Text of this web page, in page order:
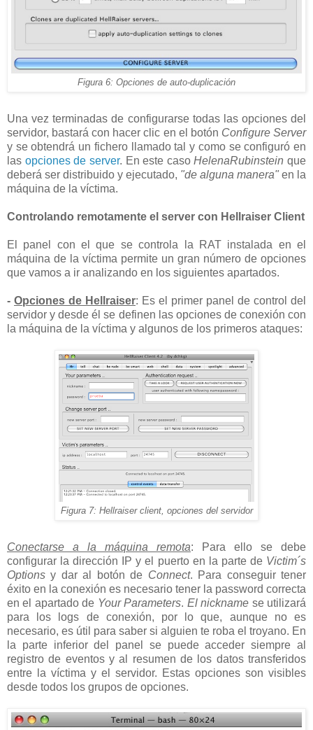
Figura 6: Opciones de auto-duplicación
Una vez terminadas de configurarse todas las opciones del
servidor, bastará con hacer clic en el botón Configure Server
y se obtendrá un fichero llamado tal y como se configuró en
las opciones de server. En este casoHelenaRubinstein que
deberá ser distribuido y ejecutado, "de alguna manera" en la
máquina de la víctima.
Controlando remotamente el server con Hellraiser Client
El panel con el que se controla la RAT instalada en el
máquina de la víctima permite un gran número de opciones
que vamos a ir analizando en los siguientes apartados.
- Opciones de Hellraiser: Es el primer panel de control del
servidor y desde él se definen las opciones de conexión con
la máquina de la víctima y algunos de los primeros ataques:
Figura 7: Hellraiser client, opciones del servidor
Conectarse a la máquina remota: Para ello se debe
configurar la dirección IP y el puerto en la parte de Victim´s
Options y dar al botón de Connect. Para conseguir tener
éxito en la conexión es necesario tener la password correcta
en el apartado de Your Parameters. El nickname se utilizará
para los logs de conexión, por lo que, aunque no es
necesario, es útil para saber si alguien te roba el troyano. En
la parte inferior del panel se puede acceder siempre al
registro de eventos y al resumen de los datos transferidos
entre la víctima y el servidor. Estas opciones son visibles
desde todos los grupos de opciones.